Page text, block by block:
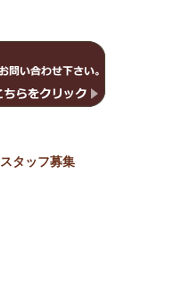
スタッフ募集